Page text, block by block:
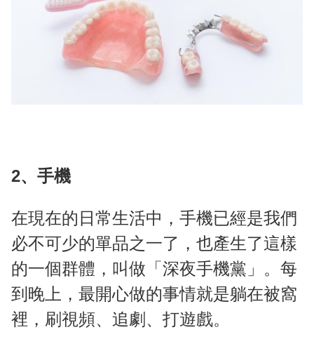
2、手機
在現在的日常生活中，手機已經是我們
必不可少的單品之一了，也產生了這樣
的一個群體，叫做「深夜手機黨」。每
到晚上，最開心做的事情就是躺在被窩
裡，刷視頻、追劇、打遊戲。